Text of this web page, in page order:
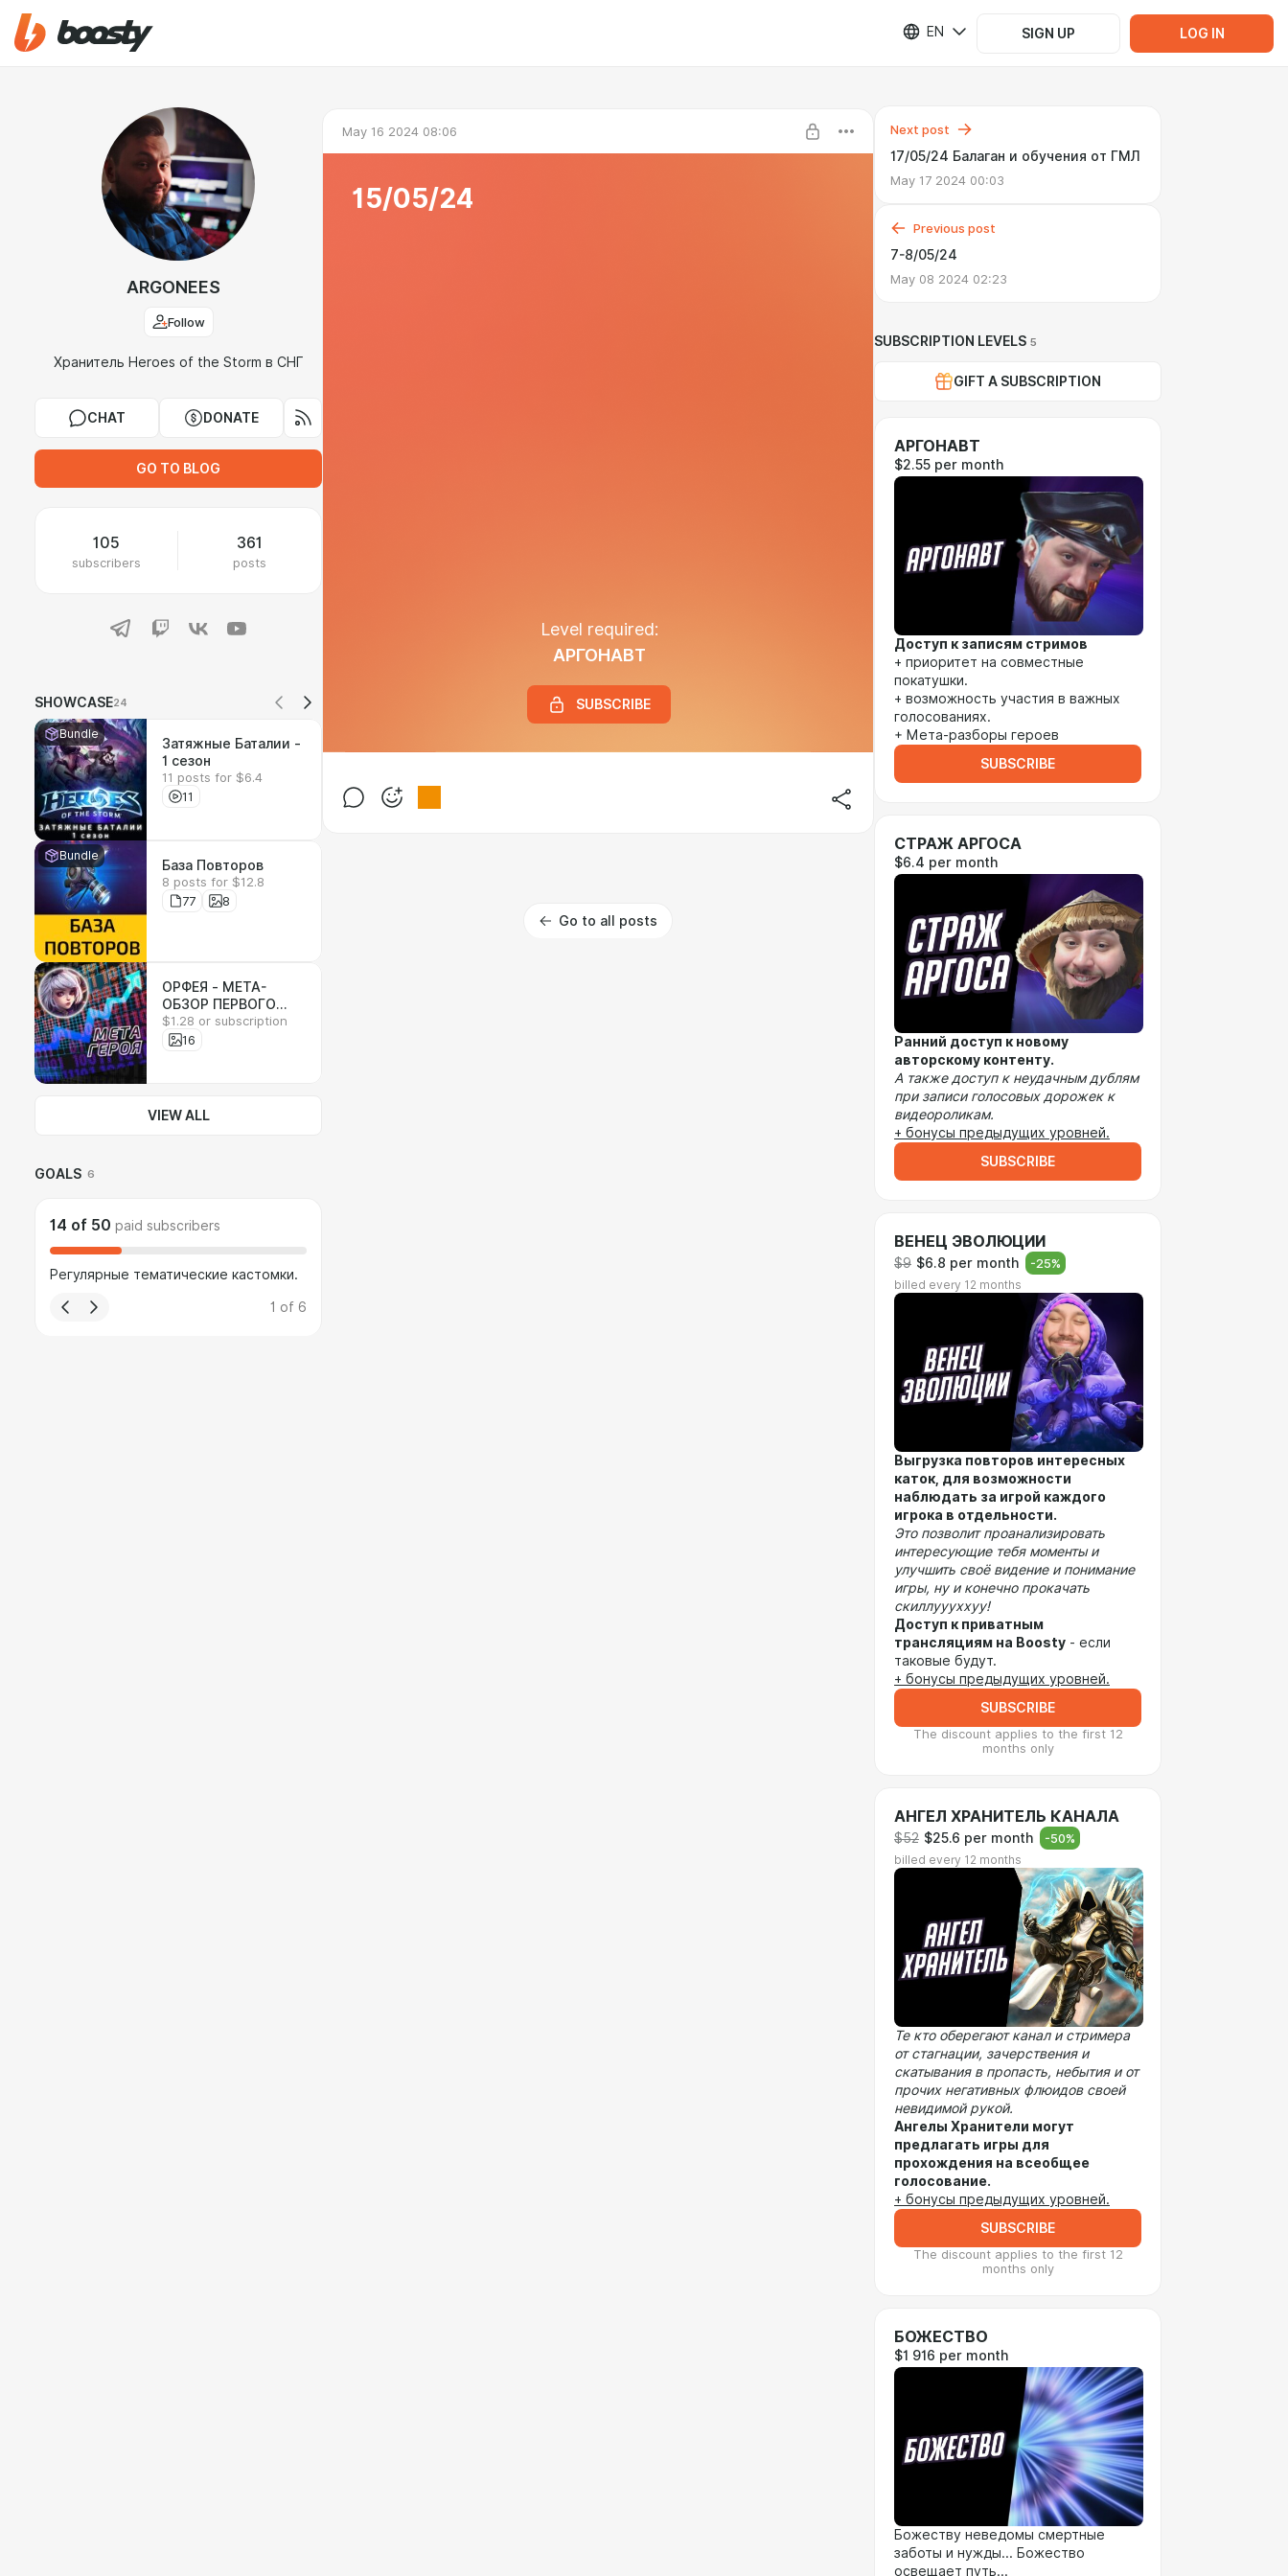
EN SIGN UP LOG IN
ARGONEES
Follow
Хранитель Heroes of the Storm в СНГ
CHAT DONATE
GO TO BLOG
105
subscribers
361
posts
SHOWCASE24
Bundle
Затяжные Баталии -
1 сезон
11 posts for $6.4
11
Bundle
База Повторов
8 posts for $12.8
77
8
ОРФЕЯ - МЕТА-
ОБЗОР ПЕРВОГО
ГЕРОЯ ВСЕЛЕННОЙ
HEROES OF THE
$1.28 or subscription
16
VIEW ALL
GOALS 6
14 of 50 paid subscribers
Регулярные тематические кастомки.
1 of 6
May 16 2024 08:06
15/05/24
Level required:
АРГОНАВТ
SUBSCRIBE
Go to all posts
Next post
17/05/24 Балаган и обучения от ГМЛ
May 17 2024 00:03
Previous post
7-8/05/24
May 08 2024 02:23
SUBSCRIPTION LEVELS 5
GIFT A SUBSCRIPTION
АРГОНАВТ
$2.55 per month
Доступ к записям стримов
+ приоритет на совместные
покатушки.
+ возможность участия в важных
голосованиях.
+ Мета-разборы героев
SUBSCRIBE
СТРАЖ АРГОСА
$6.4 per month
Ранний доступ к новому
авторскому контенту.
А также доступ к неудачным дублям
при записи голосовых дорожек к
видеороликам.
+ бонусы предыдущих уровней.
SUBSCRIBE
ВЕНЕЦ ЭВОЛЮЦИИ
$9 $6.8 per month -25%
billed every 12 months
Выгрузка повторов интересных
каток, для возможности
наблюдать за игрой каждого
игрока в отдельности.
Это позволит проанализировать
интересующие тебя моменты и
улучшить своё видение и понимание
игры, ну и конечно прокачать
скиллуууххуу!
Доступ к приватным
трансляциям на Boosty - если
таковые будут.
+ бонусы предыдущих уровней.
SUBSCRIBE
The discount applies to the first 12
months only
АНГЕЛ ХРАНИТЕЛЬ КАНАЛА
$52 $25.6 per month -50%
billed every 12 months
Те кто оберегают канал и стримера
от стагнации, зачерствения и
скатывания в пропасть, небытия и от
прочих негативных флюидов своей
невидимой рукой.
Ангелы Хранители могут
предлагать игры для
прохождения на всеобщее
голосование.
+ бонусы предыдущих уровней.
SUBSCRIBE
The discount applies to the first 12
months only
БОЖЕСТВО
$1 916 per month
Божеству неведомы смертные
заботы и нужды... Божество
освещает путь...